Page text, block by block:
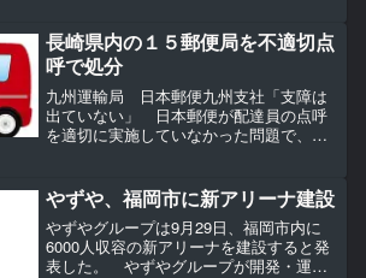
在感を示し始めた。舁...
長崎県内の１５郵便局を不適切点
呼で処分
九州運輸局 日本郵便九州支社「支障は
出ていない」 日本郵便が配達員の点呼
を適切に実施していなかった問題で、九
き、車両計１６台を４５～１０９日間使
用停止とする行政処分を通...
やずや、福岡市に新アリーナ建設
やずやグループは9月29日、福岡市内に
6000人収容の新アリーナを建設すると発
表した。 やずやグループが開発・運営